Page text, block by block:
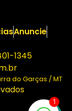
Anuncie
1345
do Garças / MT
1